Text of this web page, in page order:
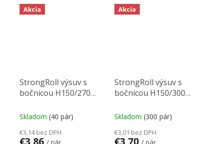
NL,...
NL,...
Akcia
StrongRoll výsuv s
bočnicou H150/270
Skladom (40 pár)
€3,14 bez DPH
Akcia
StrongRoll výsuv s
bočnicou H150/300
Skladom (300 pár)
€3,01 bez DPH